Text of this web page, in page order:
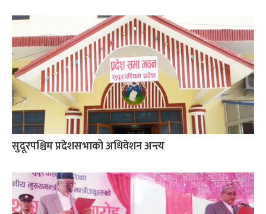
सुदूरपश्चिम प्रदेशसभाको अधिवेशन अन्त्य